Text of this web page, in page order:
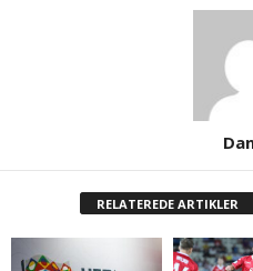
RELATEREDE ARTIKLER